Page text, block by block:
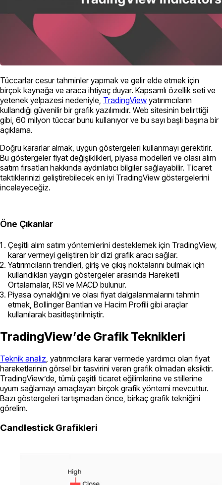
Tüccarlar cesur tahminler yapmak ve gelir elde etmek için
birçok kaynağa ve araca ihtiyaç duyar. Kapsamlı özellik seti ve
yetenek yelpazesi nedeniyle, TradingView yatırımcıların
kullandığı güvenilir bir grafik yazılımıdır. Web sitesinin belirttiği
gibi, 60 milyon tüccar bunu kullanıyor ve bu sayı başlı başına bir
açıklama.
Doğru kararlar almak, uygun göstergeleri kullanmayı gerektirir.
Bu göstergeler fiyat değişiklikleri, piyasa modelleri ve olası alım
satım fırsatları hakkında aydınlatıcı bilgiler sağlayabilir. Ticaret
taktiklerinizi geliştirebilecek en iyi TradingView göstergelerini
inceleyeceğiz.
Öne Çıkanlar
Çeşitli alım satım yöntemlerini desteklemek için TradingView,
karar vermeyi geliştiren bir dizi grafik aracı sağlar.
Yatırımcıların trendleri, giriş ve çıkış noktalarını bulmak için
kullandıkları yaygın göstergeler arasında Hareketli
Ortalamalar, RSI ve MACD bulunur.
Piyasa oynaklığını ve olası fiyat dalgalanmalarını tahmin
etmek, Bollinger Bantları ve Hacim Profili gibi araçlar
kullanılarak basitleştirilmiştir.
TradingView’de Grafik Teknikleri
Teknik analiz , yatırımcılara karar vermede yardımcı olan fiyat
hareketlerinin görsel bir tasvirini veren grafik olmadan eksiktir.
TradingView’de, tümü çeşitli ticaret eğilimlerine ve stillerine
uyum sağlamayı amaçlayan birçok grafik yöntemi mevcuttur.
Bazı göstergeleri tartışmadan önce, birkaç grafik tekniğini
görelim.
Candlestick Grafikleri